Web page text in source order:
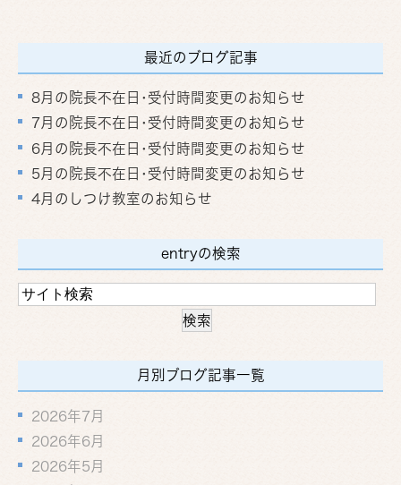
最近のブログ記事
8月の院長不在日･受付時間変更のお知らせ
7月の院長不在日･受付時間変更のお知らせ
6月の院長不在日･受付時間変更のお知らせ
5月の院長不在日･受付時間変更のお知らせ
4月のしつけ教室のお知らせ
entryの検索
月別ブログ記事一覧
2026年7月
2026年6月
2026年5月